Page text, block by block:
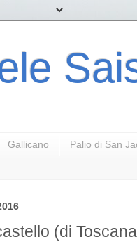
Gallicano Palio di San
(di